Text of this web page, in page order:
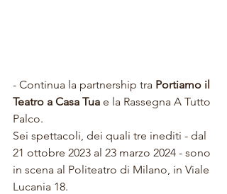
- Continua la partnership tra Portiamo il
Teatro a Casa Tua e la Rassegna A Tutto
Palco.
Sei spettacoli, dei quali tre inediti - dal
21 ottobre 2023 al 23 marzo 2024 - sono
in scena al Politeatro di Milano, in Viale
Lucania 18.